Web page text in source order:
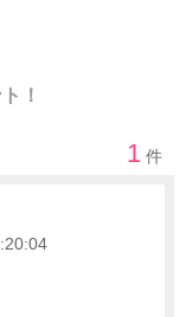
！
1 件